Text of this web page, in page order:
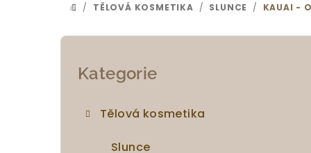
DOMŮ
/ TĚLOVÁ KOSMETIKA / SLUNCE / KAUAI -
P
Přeskočit
kategorie
Kategorie
Tělová kosmetika
Slunce